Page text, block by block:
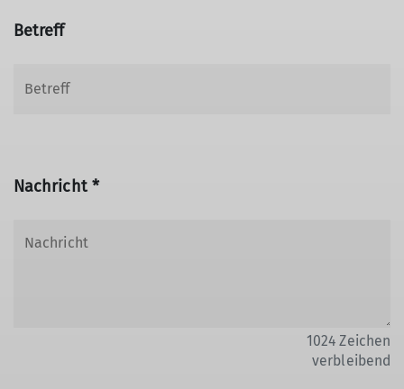
Betreff
Nachricht *
1024 Zeichen
verbleibend